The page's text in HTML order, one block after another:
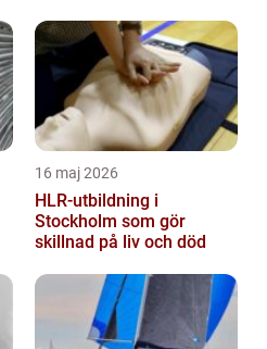
16 maj 2026
HLR-utbildning i
Stockholm som gör
skillnad på liv och död